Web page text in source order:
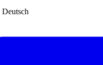
Deutsch